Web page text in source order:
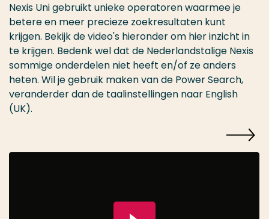
Nexis Uni gebruikt unieke operatoren waarmee je
betere en meer precieze zoekresultaten kunt
krijgen. Bekijk de video's hieronder om hier inzicht in
te krijgen. Bedenk wel dat de Nederlandstalige Nexis
sommige onderdelen niet heeft en/of ze anders
heten. Wil je gebruik maken van de Power Search,
veranderder dan de taalinstellingen naar English
(UK).